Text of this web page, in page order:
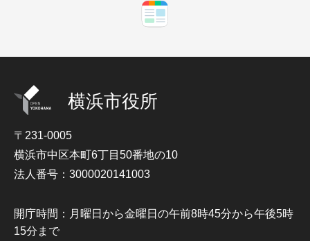
横浜市役所
〒231-0005
横浜市中区本町6丁目50番地の10
法人番号：3000020141003
開庁時間：月曜日から金曜日の午前8時45分から午後5時
15分まで